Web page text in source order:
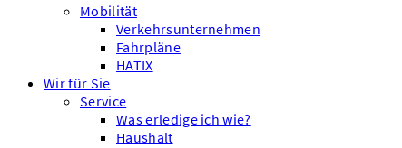
Mobilität
Verkehrsunternehmen
Fahrpläne
HATIX
Wir für Sie
Service
Was erledige ich wie?
Haushalt